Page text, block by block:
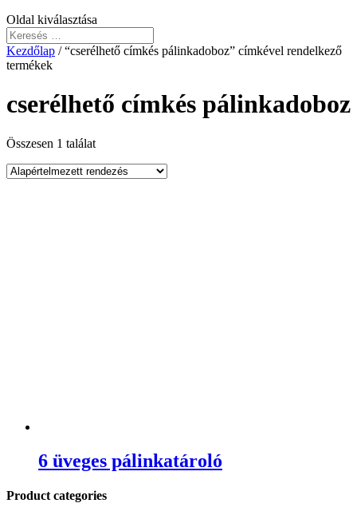
Oldal kiválasztása
Kezdőlap / “cserélhető címkés pálinkadoboz” címkével rendelkező
termékek
cserélhető címkés pálinkadoboz
Összesen 1 találat
6 üveges pálinkatároló
Product categories